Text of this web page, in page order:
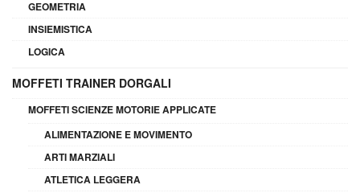
GEOMETRIA
INSIEMISTICA
LOGICA
MOFFETI TRAINER DORGALI
MOFFETI SCIENZE MOTORIE APPLICATE
ALIMENTAZIONE E MOVIMENTO
ARTI MARZIALI
ATLETICA LEGGERA